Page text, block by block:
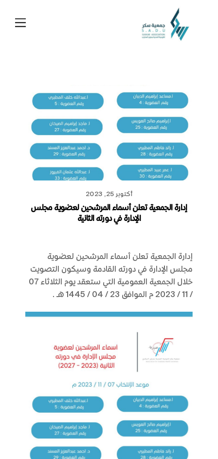
content
أكتوبر 25, 2023
إدارة الجمعية تعلن أسماء المرشحين لعضوية مجلس
الإدارة في دورته الثانية
إدارة الجمعية تعلن أسماء المرشحين لعضوية
مجلس الإدارة في دورته القادمة وسيكون التصويت
خلال الجمعية العمومية التي ستعقد يوم الثلاثاء 07
/ 11 / 2023 م الموافق 23 / 04 / 1445 هـ.